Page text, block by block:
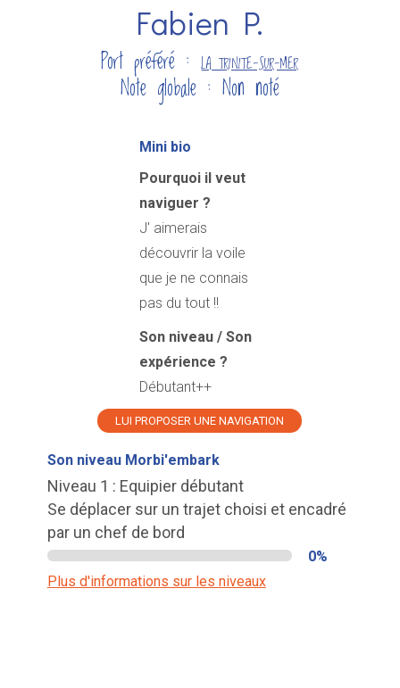
Fabien P.
Port préféré :LA TRINITE-SUR-MER
Note globale : Non noté
Mini bio
Pourquoi il veut
naviguer ?
J' aimerais
découvrir la voile
que je ne connais
pas du tout !!
Son niveau / Son
expérience ?
Débutant++
LUI PROPOSER UNE NAVIGATION
Son niveau Morbi'embark
Niveau 1 : Equipier débutant
Se déplacer sur un trajet choisi et encadré
par un chef de bord
0%
Plus d'informations sur les niveaux